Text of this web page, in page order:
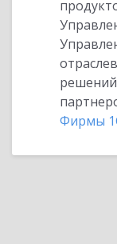
решений
Фирмы